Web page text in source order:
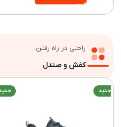
راحتی در راه رفتن
کفش و صندل
جدید